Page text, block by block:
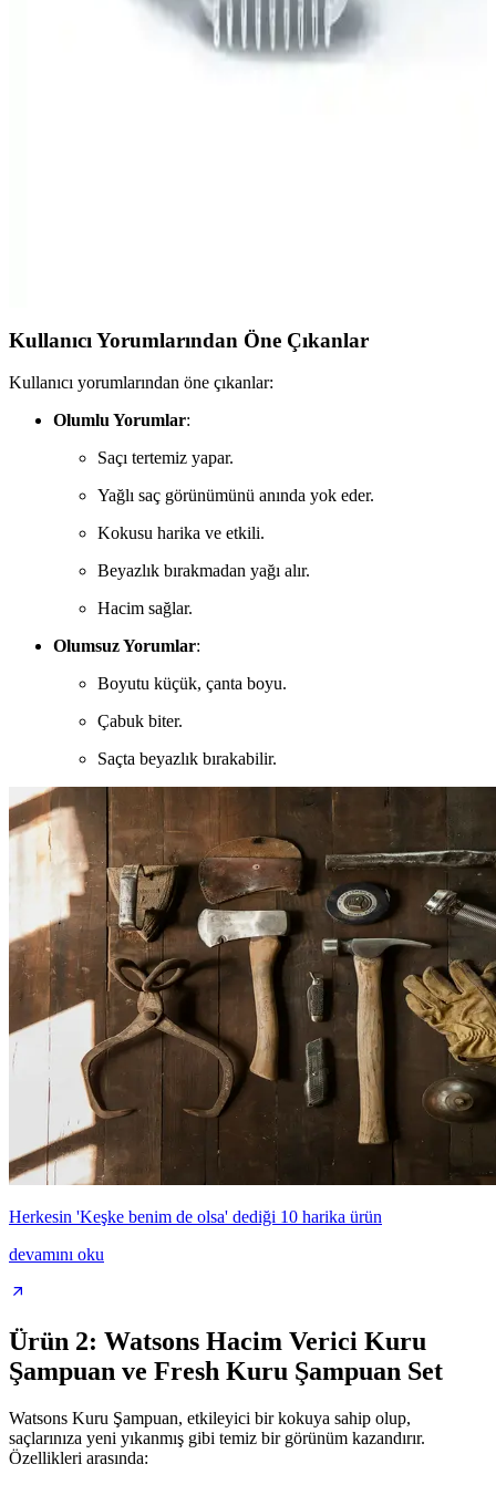
Kuru Şampuan Saçlara Doğal Canlılık ve Ferahlık
Kullanıcı Yorumlarından Öne Çıkanlar
Kullanıcı yorumlarından öne çıkanlar:
Olumlu Yorumlar:
Saçı tertemiz yapar.
Yağlı saç görünümünü anında yok eder.
Kokusu harika ve etkili.
Beyazlık bırakmadan yağı alır.
Hacim sağlar.
Olumsuz Yorumlar:
Boyutu küçük, çanta boyu.
Çabuk biter.
Saçta beyazlık bırakabilir.
Herkesin 'Keşke benim de olsa' dediği 10 harika ürün
devamını oku
Ürün 2: Watsons Hacim Verici Kuru
Şampuan ve Fresh Kuru Şampuan Set
Watsons Kuru Şampuan, etkileyici bir kokuya sahip olup,
saçlarınıza yeni yıkanmış gibi temiz bir görünüm kazandırır.
Özellikleri arasında: